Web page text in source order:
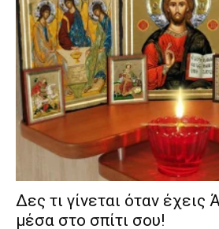
Δες τι γίνεται όταν έχεις
μέσα στο σπίτι σου!